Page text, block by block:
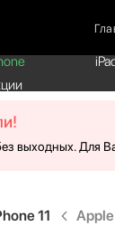
выходных. Для
11